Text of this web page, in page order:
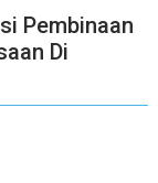
Pembinaan
Di